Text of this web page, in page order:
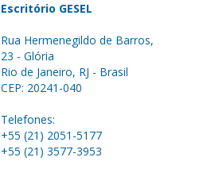
Escritório GESEL
Rua Hermenegildo de Barros,
23 - Glória
Rio de Janeiro, RJ - Brasil
CEP: 20241-040
Telefones:
+55 (21) 2051-5177
+55 (21) 3577-3953